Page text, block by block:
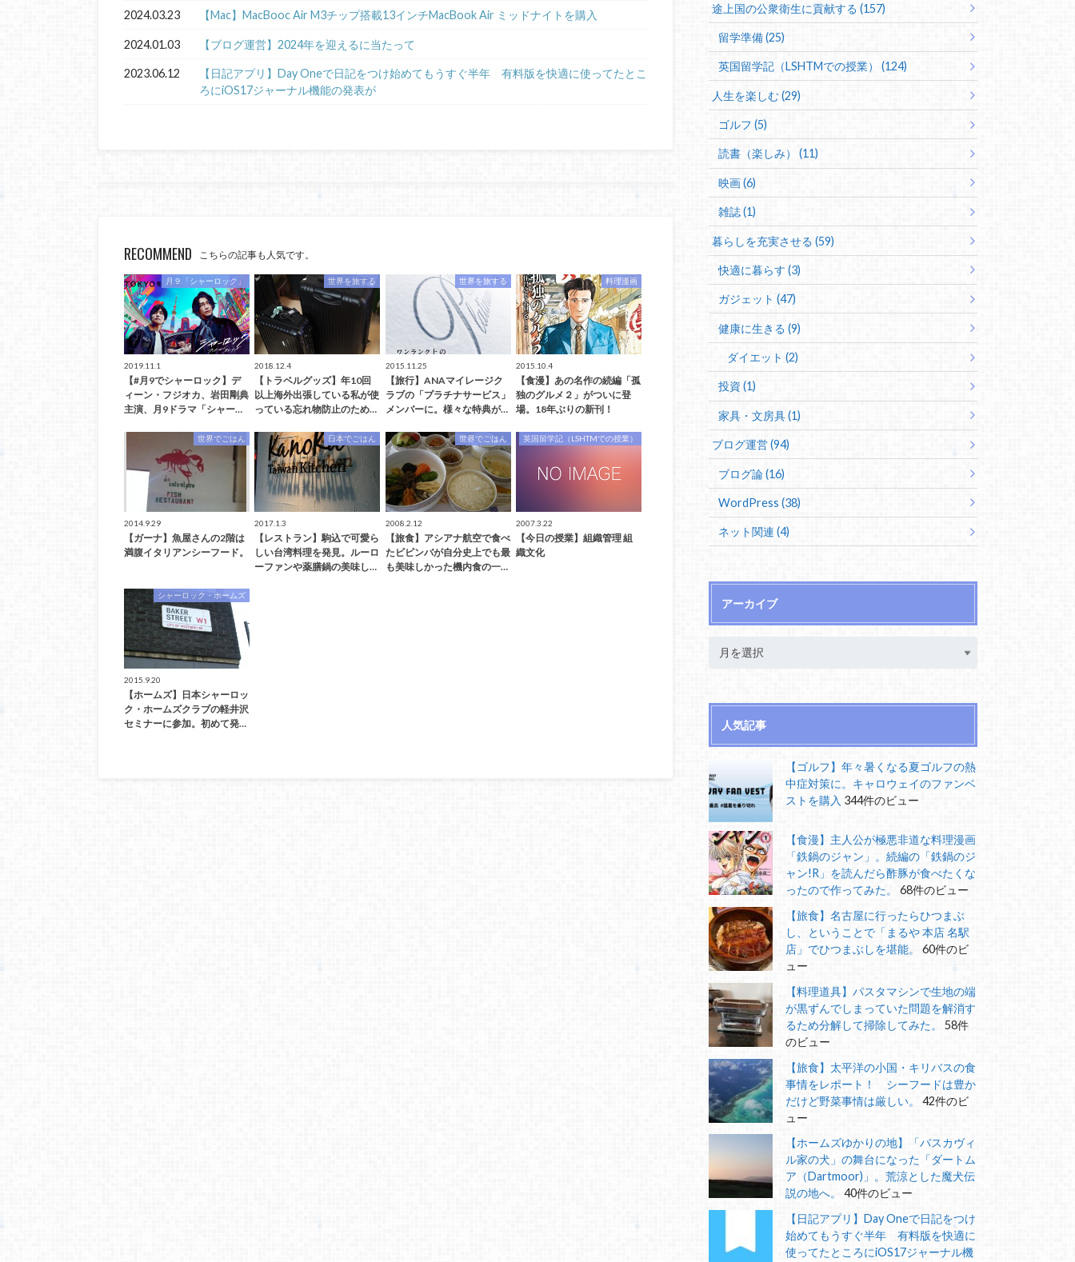
2024.03.23 【Mac】MacBooc Air M3チップ搭載13インチMacBook Air ミッドナイトを購入
2024.01.03 【ブログ運営】2024年を迎えるに当たって
2023.06.12
【日記アプリ】Day Oneで日記をつけ始めてもうすぐ半年 有料版を快適に使ってたとこ
ろにiOS17ジャーナル機能の発表が
RECOMMEND こちらの記事も人気です。
月９「シャーロック」
2019.11.1
【#月9でシャーロック】デ
ィーン・フジオカ、岩田剛典
主演、月9ドラマ「シャー…
世界を旅する
2018.12.4
【トラベルグッズ】年10回
以上海外出張している私が使
っている忘れ物防止のため…
世界を旅する
2015.11.25
【旅行】ANAマイレージク
ラブの「プラチナサービス」
メンバーに。様々な特典が…
料理漫画
2015.10.4
【食漫】あの名作の続編「孤
独のグルメ２」がついに登
場。18年ぶりの新刊！
世界でごはん
2014.9.29
【ガーナ】魚屋さんの2階は
満腹イタリアンシーフード。
日本でごはん
2017.1.3
【レストラン】駒込で可愛ら
しい台湾料理を発見。ルーロ
ーファンや薬膳鍋の美味し…
世界でごはん
2008.2.12
【旅食】アシアナ航空で食べ
たビビンバが自分史上でも最
も美味しかった機内食の一…
英国留学記（LSHTMでの授業）
2007.3.22
【今日の授業】組織管理 組
織文化
シャーロック・ホームズ
2015.9.20
【ホームズ】日本シャーロッ
ク・ホームズクラブの軽井沢
セミナーに参加。初めて発…
途上国の公衆衛生に貢献する (157)
留学準備 (25)
英国留学記（LSHTMでの授業） (124)
人生を楽しむ (29)
ゴルフ (5)
読書（楽しみ） (11)
映画 (6)
雑誌 (1)
暮らしを充実させる (59)
快適に暮らす (3)
ガジェット (47)
健康に生きる (9)
ダイエット (2)
投資 (1)
家具・文房具 (1)
ブログ運営 (94)
ブログ論 (16)
WordPress (38)
ネット関連 (4)
アーカイブ
人気記事
【ゴルフ】年々暑くなる夏ゴルフの熱
中症対策に。キャロウェイのファンベ
ストを購入 344件のビュー
【食漫】主人公が極悪非道な料理漫画
「鉄鍋のジャン」。続編の「鉄鍋のジ
ャン!R」を読んだら酢豚が食べたくな
ったので作ってみた。
68件のビュー
【旅食】名古屋に行ったらひつまぶ
し、ということで「まるや 本店 名駅
店」でひつまぶしを堪能。
60件のビ
ュー
【料理道具】パスタマシンで生地の端
が黒ずんでしまっていた問題を解消す
るため分解して掃除してみた。
58件
のビュー
【旅食】太平洋の小国・キリバスの食
事情をレポート！ シーフードは豊か
だけど野菜事情は厳しい。
42件のビ
ュー
【ホームズゆかりの地】「バスカヴィ
ル家の犬」の舞台になった「ダートム
ア（Dartmoor)」。荒涼とした魔犬伝
説の地へ。
40件のビュー
【日記アプリ】Day Oneで日記をつけ
始めてもうすぐ半年 有料版を快適に
使ってたところにiOS17ジャーナル機